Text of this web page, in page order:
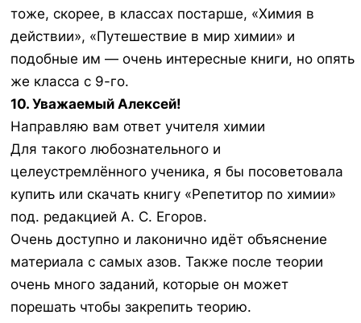
тоже, скорее, в классах постарше, «Химия в
действии», «Путешествие в мир химии» и
подобные им — очень интересные книги, но опять
же класса с 9-го.
10. Уважаемый Алексей!
Направляю вам ответ учителя химии
Для такого любознательного и
целеустремлённого ученика, я бы посоветовала
купить или скачать книгу «Репетитор по химии»
под. редакцией А. С. Егоров.
Очень доступно и лаконично идёт объяснение
материала с самых азов. Также после теории
очень много заданий, которые он может
порешать чтобы закрепить теорию.